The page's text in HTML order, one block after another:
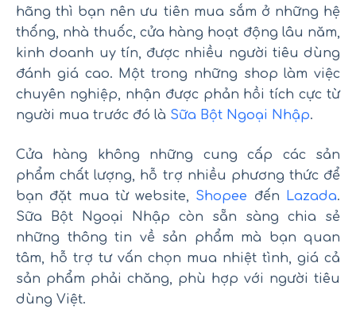
hãng thì bạn nên ưu tiên mua sắm ở những hệ
thống, nhà thuốc, cửa hàng hoạt động lâu năm,
kinh doanh uy tín, được nhiều người tiêu dùng
đánh giá cao. Một trong những shop làm việc
chuyên nghiệp, nhận được phản hồi tích cực từ
người mua trước đó là Sữa Bột Ngoại Nhập.
Cửa hàng không những cung cấp các sản
phẩm chất lượng, hỗ trợ nhiều phương thức để
bạn đặt mua từ website, Shopee đến Lazada.
Sữa Bột Ngoại Nhập còn sẵn sàng chia sẻ
những thông tin về sản phẩm mà bạn quan
tâm, hỗ trợ tư vấn chọn mua nhiệt tình, giá cả
sản phẩm phải chăng, phù hợp với người tiêu
dùng Việt.